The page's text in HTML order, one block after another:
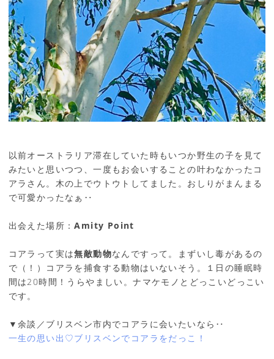
以前オーストラリア滞在していた時もいつか野生の子を見て
みたいと思いつつ、一度もお会いすることの叶わなかったコ
アラさん。木の上でウトウトしてました。おしりがまんまる
で可愛かったなぁ‥
出会えた場所：Amity Point
コアラって実は無敵動物なんですって。まずいし毒があるの
で（！）コアラを捕食する動物はいないそう。１日の睡眠時
間は20時間！うらやましい。ナマケモノとどっこいどっこい
です。
▼余談／ブリスベン市内でコアラに会いたいなら‥
一生の思い出♡ブリスベンでコアラをだっこ！